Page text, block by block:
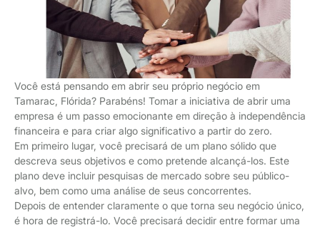
Você está pensando em abrir seu próprio negócio em
Tamarac, Flórida? Parabéns! Tomar a iniciativa de abrir uma
empresa é um passo emocionante em direção à independência
financeira e para criar algo significativo a partir do zero.
Em primeiro lugar, você precisará de um plano sólido que
descreva seus objetivos e como pretende alcançá-los. Este
plano deve incluir pesquisas de mercado sobre seu público-
alvo, bem como uma análise de seus concorrentes.
Depois de entender claramente o que torna seu negócio único,
é hora de registrá-lo. Você precisará decidir entre formar uma